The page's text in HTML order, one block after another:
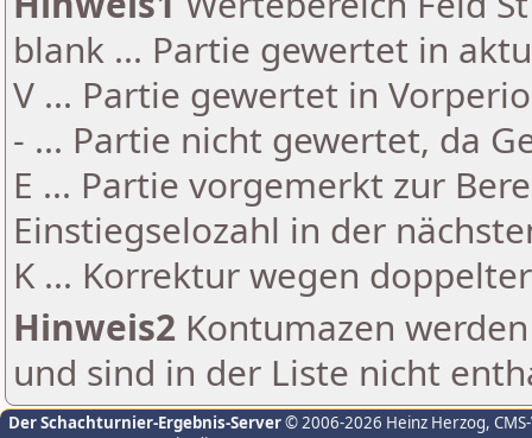
blank ... Partie gewertet in
V ... Partie gewertet in
- ... Partie nicht gewertet, da
E ... Partie vorgemerkt zur
Einstiegselozahl in der
K ... Korrektur wegen
Hinweis2 Kontumazen
und sind in der Liste nicht
Der Schachturnier-Ergebnis-Server© 2006-2026 Heinz Herzog,